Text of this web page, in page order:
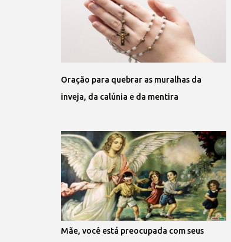
Oração para quebrar as muralhas da
inveja, da calúnia e da mentira
Mãe, você está preocupada com seus